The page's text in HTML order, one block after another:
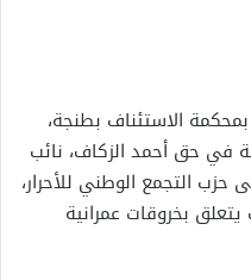
الاستئناف بطنجة،
في حق أحمد الزكاف، نائب
التجمع الوطني للأحرار،
بخروقات عمرانية